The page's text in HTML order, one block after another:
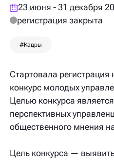
23 июня - 31 декабря
регистрация закрыта
#Кадры
Стартовала регистрация
конкурс молодых
Целью конкурса
перспективных
общественного мнения
Цель конкурса —